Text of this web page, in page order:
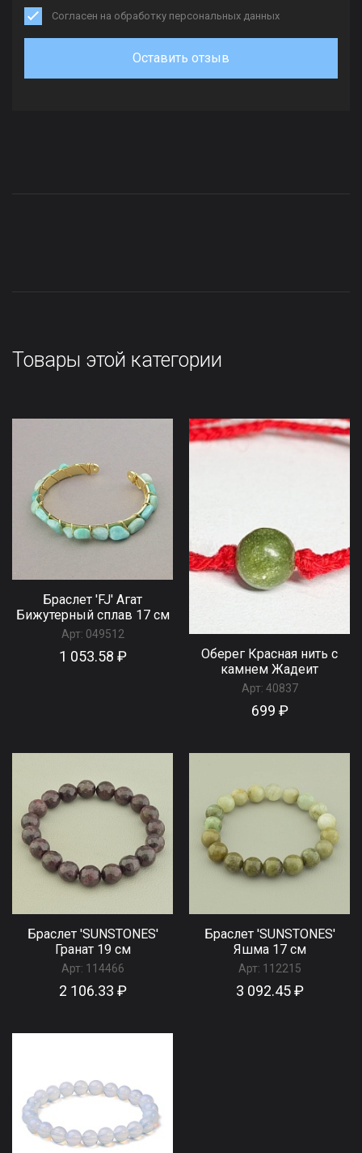
Согласен на обработку персональных данных
Оставить отзыв
Товары этой категории
Браслет 'FJ' Агат
Бижутерный сплав 17 см
Арт: 049512
1 053.58 ₽
Оберег Красная нить с
камнем Жадеит
Арт: 40837
699 ₽
Браслет 'SUNSTONES'
Гранат 19 см
Арт: 114466
2 106.33 ₽
Браслет 'SUNSTONES'
Яшма 17 см
Арт: 112215
3 092.45 ₽